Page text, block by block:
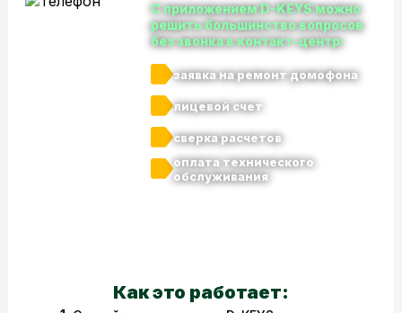
С приложением D-KEYS можно
решить большинство вопросов
без звонка в контакт-центр:
заявка на ремонт домофона
лицевой счет
сверка расчетов
оплата технического
обслуживания
Как это работает: